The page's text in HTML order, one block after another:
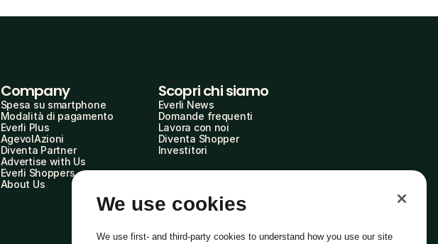
Company
Spesa su smartphone
Modalità di pagamento
Everli Plus
AgevolAzioni
Diventa Partner
Advertise with Us
Everli Shoppers
About Us
Scopri chi siamo
Everli News
Domande frequenti
Lavora con noi
Diventa Shopper
Investitori
We use cookies
We use first- and third-party cookies to understand how you use our site